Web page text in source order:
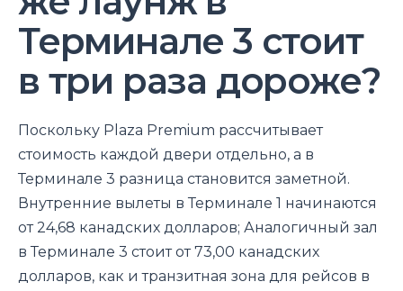
Терминале 3 стоит
в три раза дороже?
Поскольку Plaza Premium рассчитывает
стоимость каждой двери отдельно, а в
Терминале 3 разница становится заметной.
Внутренние вылеты в Терминале 1 начинаются
от 24,68 канадских долларов; Аналогичный зал
в Терминале 3 стоит от 73,00 канадских
долларов, как и транзитная зона для рейсов в